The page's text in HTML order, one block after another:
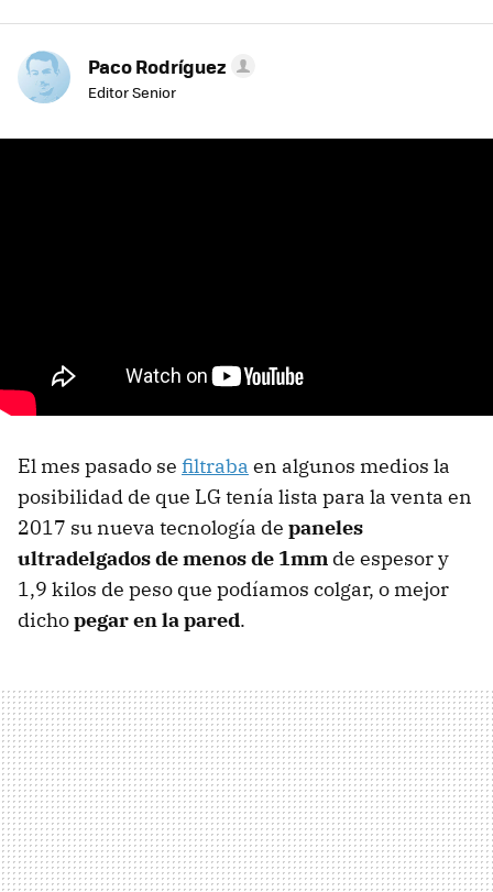
Paco Rodríguez
Editor Senior
El mes pasado se filtraba en algunos medios la
posibilidad de que LG tenía lista para la venta en
2017 su nueva tecnología de paneles
ultradelgados de menos de 1mm de espesor y
1,9 kilos de peso que podíamos colgar, o mejor
dichopegar en la pared.